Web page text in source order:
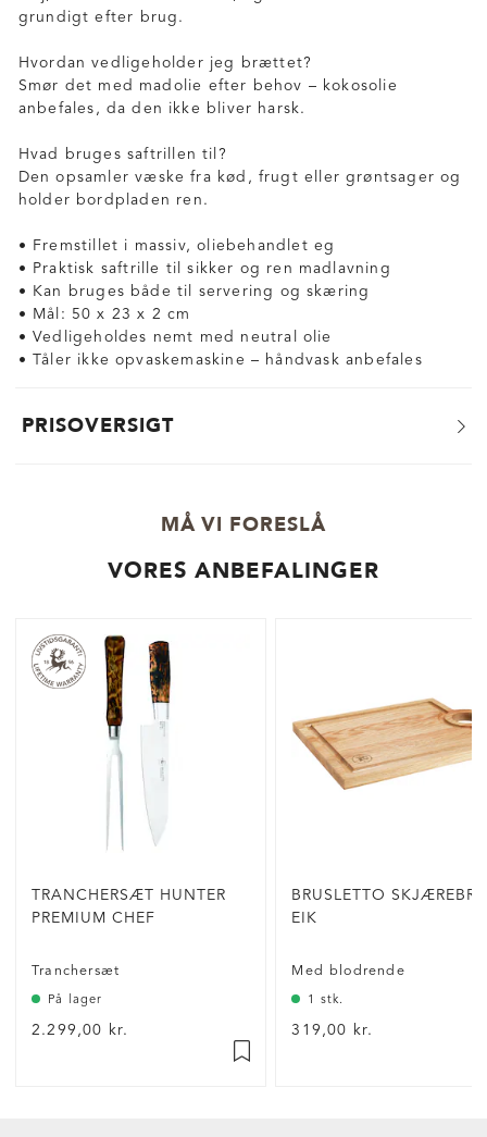
grundigt efter brug.
Hvordan vedligeholder jeg brættet?
Smør det med madolie efter behov – kokosolie
anbefales, da den ikke bliver harsk.
Hvad bruges saftrillen til?
Den opsamler væske fra kød, frugt eller grøntsager og
holder bordpladen ren.
• Fremstillet i massiv, oliebehandlet eg
• Praktisk saftrille til sikker og ren madlavning
• Kan bruges både til servering og skæring
• Mål: 50 x 23 x 2 cm
• Vedligeholdes nemt med neutral olie
• Tåler ikke opvaskemaskine – håndvask anbefales
PRISOVERSIGT
MÅ VI FORESLÅ
VORES ANBEFALINGER
TRANCHERSÆT HUNTER
PREMIUM CHEF
Tranchersæt
På lager
2.299,00 kr.
BRUSLETTO
EIK
Med blodrende
1 stk.
319,00 kr.